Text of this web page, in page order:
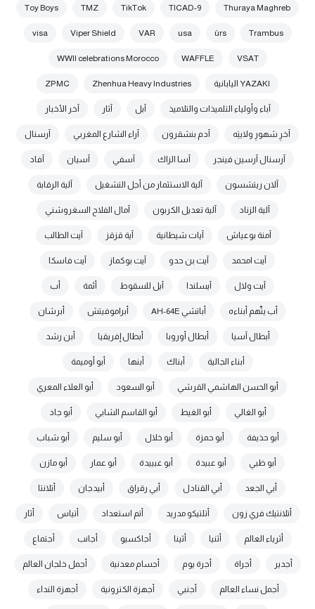
Thuraya Maghreb
TICAD-9
TikTok
TMZ
Toy Boys
Trambus
ùrs
usa
VAR
Viper Shield
visa
VSAT
WAFFLE
WWII celebrations Morocco
YAZAKI اليابانية Zhenhua Heavy Industries
ZPMC
آباء وأولياء التلميذات والتلاميذ آبل آثار آخر الأخبار
آخرِ شهورِ ولايتِه آدم بنشقرون آراء الشارع المغربي آرسنال
آرسنال آرسين فينجر آسا الزاك آسفي آسيان آفاد
آلان ريتشسون آلية الاستثمار من أجل التشغيل آلية الرقابة
آلية الزناد آلية تعديل الكربون آمال الفلاح السغروشني
آمنة بوعياش آيات شيطانية آية قزقز آيت الطالب
آيت امحمد آيت بن حدو آيت بوكماز آيت فاسكا
آيت ولال آيسلندا آيل للسقوط أئمة أب
أب يتّهم أبناءه أباتشي AH-64E أبراموفيتش أبرشان
أبطال آسيا أبطال أوروبا أبطال إفريقيا أبن رشد
أبناء الجالية أبناك أبنها أبو أوميمة
أبو الحسن الهاشمي القرشي أبو السعود أبو العلاء المعري
أبو الغالي أبو الغيط أبو القاسم الشابي أبو جاد
أبو حذيفة أبو حمزة أبو خلال أبو سليم أبو شباب
أبو ظبي أبو عبيدة أبو عبييدة أبو عمار أبو مازن
أبي الجعد أبي القنادل أبي رقراق أبيدجان أتلانتا
أتلانتيك فري زون أتلتيكو مدريد أتم استعداد أتياس أثار
أثرياء العالم أثنيا أثينا أجاكسيو أجانب أجتماع
أجدير أجراة أجرة يوم أجسام معدنية أجمل خلجان العالم
أجمل نساء العالم أجنبي أجهزة الكترونية أجهزة النداء